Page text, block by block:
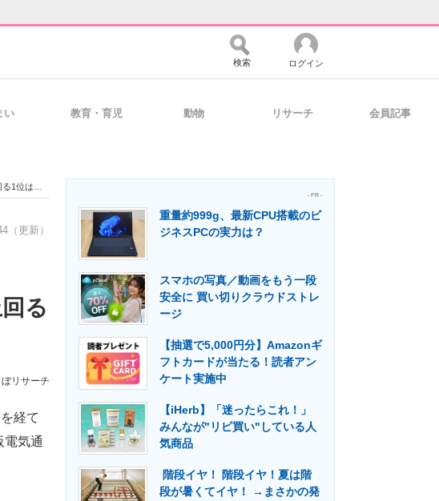
経営リーダーのコミュニティ マーケ×ITの今がよく分かる
製造業のIT導入・活用を支援
エネルギーの専門メディア 建設×テクノロジーの最前線
検索 ログイン
い 教育・育児 動物 リサーチ 会員記事
郎電鉄】
（更新）
る
リサーチ
経て
電気通
- PR -
重量約999g、最新CPU搭載のビ
ジネスPCの実力は？
スマホの写真／動画をもう一段
安全に 買い切りクラウドストレ
ージ
【抽選で5,000円分】Amazonギ
フトカードが当たる！読者アン
ケート実施中
【iHerb】「迷ったらこれ！」
みんなが"リピ買い"している人
気商品
階段イヤ！ 階段イヤ！夏は階
段が暑くてイヤ！ →まさかの発